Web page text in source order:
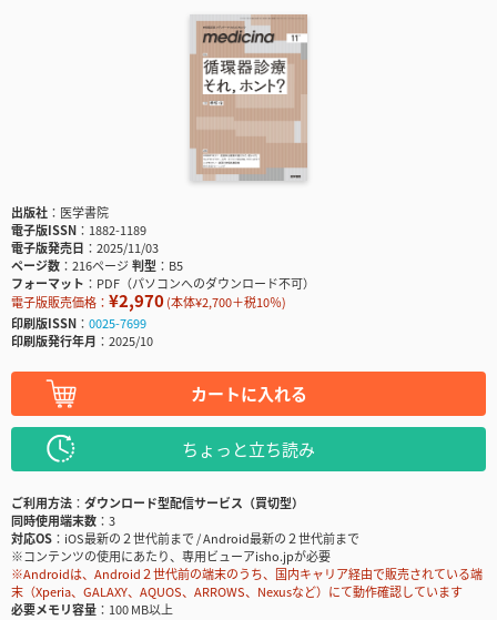
出版社
医学書院
電子版ISSN
1882-1189
電子版発売日
2025/11/03
ページ数
216ページ判型
B5
フォーマット
PDF（パソコンへのダウンロード不可）
電子版販売価格： ¥2,970(本体¥2,700＋税10％)
印刷版ISSN
0025-7699
印刷版発行年月
2025/10
カートに入れる
ちょっと立ち読み
ご利用方法
ダウンロード型配信サービス（買切型）
同時使用端末数
3
対応OS
iOS最新の２世代前まで / Android最新の２世代前まで
※コンテンツの使用にあたり、専用ビューアisho.jpが必要
※Androidは、Android２世代前の端末のうち、国内キャリア経由で販売されている端
末（Xperia、GALAXY、AQUOS、ARROWS、Nexusなど）にて動作確認しています
必要メモリ容量
100 MB以上